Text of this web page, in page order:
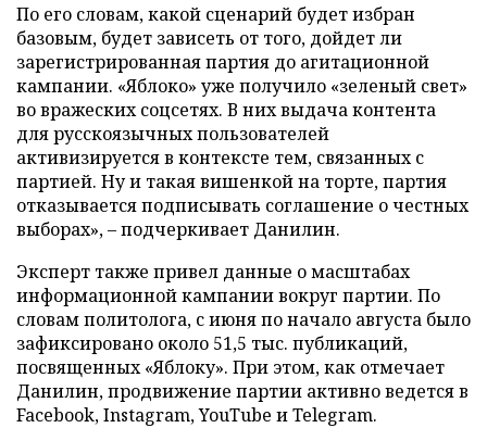
По его словам, какой сценарий будет избран
базовым, будет зависеть от того, дойдет ли
зарегистрированная партия до агитационной
кампании. «Яблоко» уже получило «зеленый свет»
во вражеских соцсетях. В них выдача контента
для русскоязычных пользователей
активизируется в контексте тем, связанных с
партией. Ну и такая вишенкой на торте, партия
отказывается подписывать соглашение о честных
выборах», – подчеркивает Данилин.
Эксперт также привел данные о масштабах
информационной кампании вокруг партии. По
словам политолога, с июня по начало августа было
зафиксировано около 51,5 тыс. публикаций,
посвященных «Яблоку». При этом, как отмечает
Данилин, продвижение партии активно ведется в
Facebook, Instagram, YouTube и Telegram.